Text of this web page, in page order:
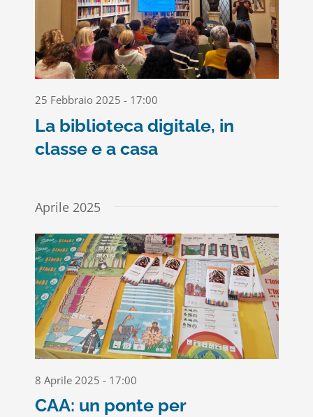
25 Febbraio 2025 - 17:00
La biblioteca digitale, in
classe e a casa
Aprile 2025
8 Aprile 2025 - 17:00
CAA: un ponte per